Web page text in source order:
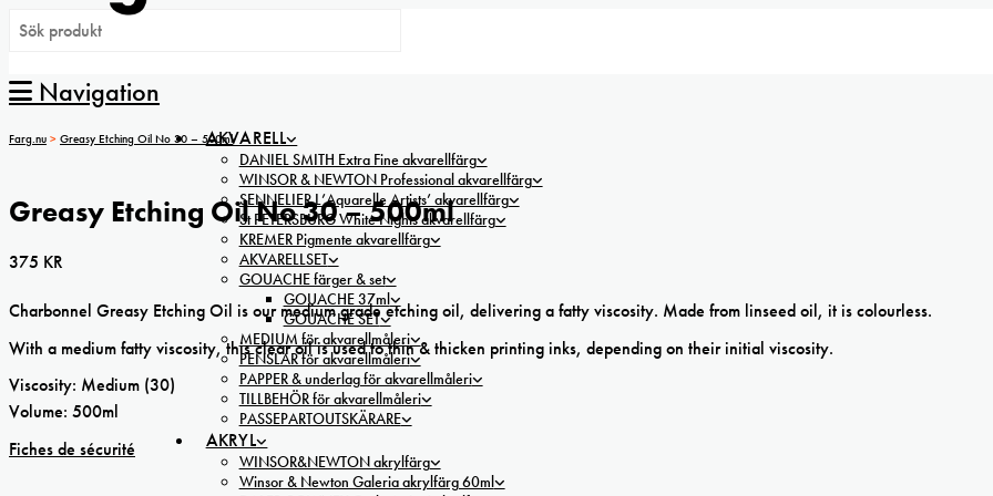
Navigation
AKVARELL
DANIEL SMITH Extra Fine akvarellfärg
WINSOR & NEWTON Professional akvarellfärg
SENNELIER L’Aquarelle Artists’ akvarellfärg
St PETERSBURG White Nights akvarellfärg
KREMER Pigmente akvarellfärg
AKVARELLSET
GOUACHE färger & set
GOUACHE 37ml
GOUACHE SET
MEDIUM för akvarellmåleri
PENSLAR för akvarellmåleri
PAPPER & underlag för akvarellmåleri
TILLBEHÖR för akvarellmåleri
PASSEPARTOUTSKÄRARE
AKRYL
WINSOR&NEWTON akrylfärg
Winsor & Newton Galeria akrylfärg 60ml
Farg.nu > Greasy Etching Oil No 30 – 500ml
Greasy Etching Oil No 30 – 500ml
375 KR
Charbonnel Greasy Etching Oil is our medium grade etching oil, delivering a fatty viscosity. Made from linseed oil, it is colourless.
With a medium fatty viscosity, this clear oil is used to thin & thicken printing inks, depending on their initial viscosity.
Viscosity: Medium (30)
Volume: 500ml
Fiches de sécurité